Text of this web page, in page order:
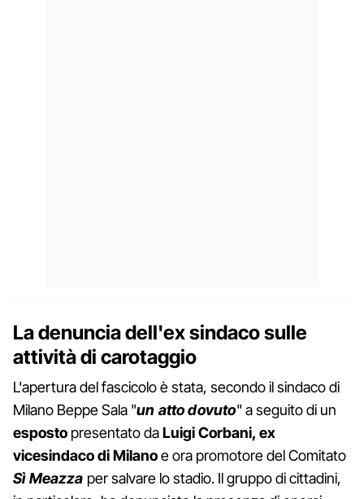
La denuncia dell'ex sindaco sulle
attività di carotaggio
L'apertura del fascicolo è stata, secondo il sindaco di
Milano Beppe Sala "un atto dovuto" a seguito di un
esposto presentato daLuigi Corbani, ex
vicesindaco di Milanoe ora promotore del Comitato
Sì Meazza per salvare lo stadio. Il gruppo di cittadini,